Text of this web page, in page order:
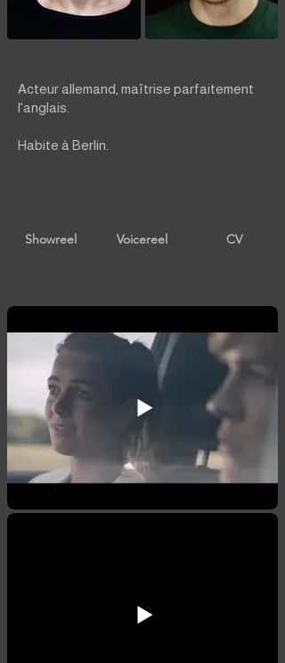
Acteur allemand, maîtrise parfaitement
l'anglais.
Habite à Berlin.
Showreel Voicereel CV